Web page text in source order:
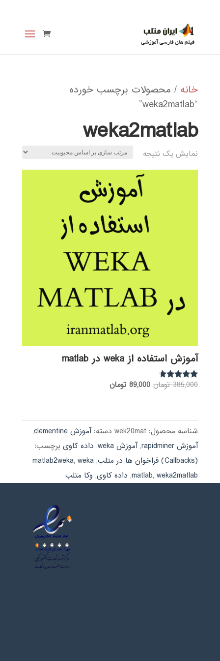
خانه / محصولات برچسب خورده
“weka2matlab”
weka2matlab
نمایش یک نتیجه
آموزش استفاده از weka در matlab
نمره
385,000 تومان قیمت
بود.
89,000 تومانقیمت
شناسه محصول: wek20mat دسته:آموزش clementine
,
آموزش rapidminer
,آموزش weka , داده کاوی برچسب:
(Callbacks) فراخوان ها در متلب
,
matlab2weka,weka
matlab,weka2matlab
, داده کاوی, وكا متلب